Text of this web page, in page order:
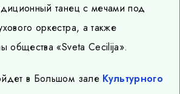
танец с мечами под
оркестра, а также
общества «Sveta Cecilija».
в Большом зале Культурного